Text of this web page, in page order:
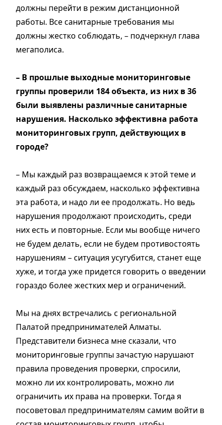
должны перейти в режим дистанционной
работы. Все санитарные требования мы
должны жестко соблюдать, – подчеркнул глава
мегаполиса.
– В прошлые выходные мониторинговые
группы проверили 184 объекта, из них в 36
были выявлены различные санитарные
нарушения. Насколько эффективна работа
мониторинговых групп, действующих в
городе?
– Мы каждый раз возвращаемся к этой теме и
каждый раз обсуждаем, насколько эффективна
эта работа, и надо ли ее продолжать. Но ведь
нарушения продолжают происходить, среди
них есть и повторные. Если мы вообще ничего
не будем делать, если не будем противостоять
нарушениям – ситуация усугубится, станет еще
хуже, и тогда уже придется говорить о введении
гораздо более жестких мер и ограничений.
Мы на днях встречались с региональной
Палатой предпринимателей Алматы.
Представители бизнеса мне сказали, что
мониторинговые группы зачастую нарушают
правила проведения проверки, спросили,
можно ли их контролировать, можно ли
ограничить их права на проверки. Тогда я
посоветовал предпринимателям самим войти в